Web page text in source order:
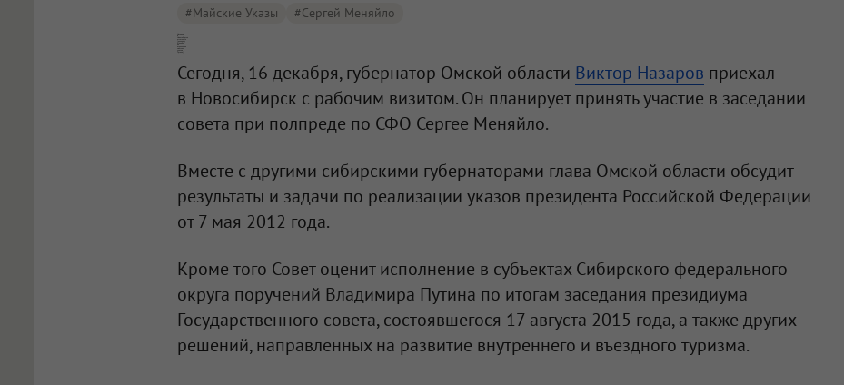
#майские Указы #Сергей Меняйло
Сегодня, 16 декабря, губернатор Омской области Виктор Назаров приехал
в Новосибирск с рабочим визитом. Он планирует принять участие в заседании
совета при полпреде по СФО Сергее Меняйло.
Вместе с другими сибирскими губернаторами глава Омской области обсудит
результаты и задачи по реализации указов президента Российской Федерации
от 7 мая 2012 года.
Кроме того Совет оценит исполнение в субъектах Сибирского федерального
округа поручений Владимира Путина по итогам заседания президиума
Государственного совета, состоявшегося 17 августа 2015 года, а также других
решений, направленных на развитие внутреннего и въездного туризма.